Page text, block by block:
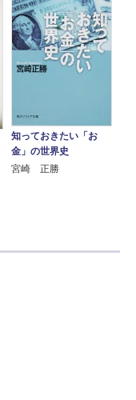
知っておきたい「お
金」の世界史
宮崎 正勝